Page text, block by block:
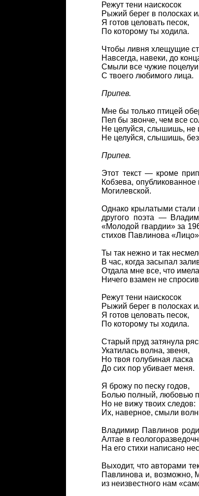
Режут тени наискосок
Рыжий берег в полосках
Я готов целовать песок,
По которому ты ходила.
Чтобы ливня хлещущие
Навсегда, навеки, до
Смыли все чужие поцелуи
С твоего любимого лица.
Припев.
Мне бы только птицей
Пел бы звонче, чем все
Не целуйся, слышишь, не
Не целуйся, слышишь,
Припев.
Этот текст — кроме
Кобзева,
Могилевской.
Однако крылатыми стали
другого поэта —
«Молодой гвардии» за
стихов Павлинова
Ты так нежно и так
В час, когда засыпал
Отдала мне все, что
Ничего взамен не
Режут тени наискосок
Рыжий берег в полосках
Я готов целовать песок,
По которому ты ходила.
Старый пруд затянула
Укатилась волна, звеня,
Но твоя голубиная ласка
До сих пор убивает меня.
Я брожу по песку годов,
Болью полный, любовью
Но не вижу твоих следов:
Их, наверное, смыли
Владимир Павлинов
Алтае в
На его стихи написано
Выходит, что авторами
Павлинова и, возможно,
из неизвестного нам